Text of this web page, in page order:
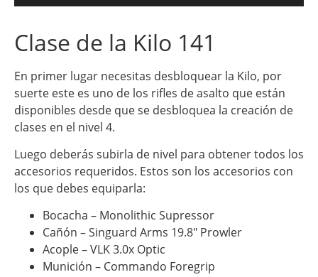
Clase de la Kilo 141
En primer lugar necesitas desbloquear la Kilo, por
suerte este es uno de los rifles de asalto que están
disponibles desde que se desbloquea la creación de
clases en el nivel 4.
Luego deberás subirla de nivel para obtener todos los
accesorios requeridos. Estos son los accesorios con
los que debes equiparla:
Bocacha – Monolithic Supressor
Cañón – Singuard Arms 19.8″ Prowler
Acople – VLK 3.0x Optic
Munición – Commando Foregrip